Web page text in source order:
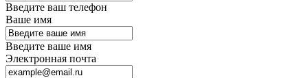
Введите ваш телефон
Ваше имя
Введите ваше имя
Электронная почта